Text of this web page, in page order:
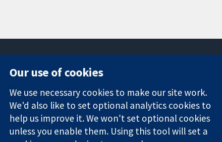
Trusted
evidence.
Informed
decisions.
Square
London
W1G 0AN
영국
News
Press office
About us
작업
Cochrane
Our use of cookies
We use necessary cookies to make our site work.
We'd also like to set optional analytics cookies to
help us improve it. We won't set optional cookies
unless you enable them. Using this tool will set a